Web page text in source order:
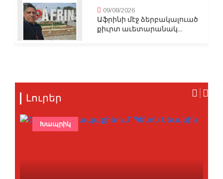
09/08/2026
Աֆրինի մէջ ձերբակալուած
քիւրտ աւետարանակ...
Լուրեր
Խապրիկ